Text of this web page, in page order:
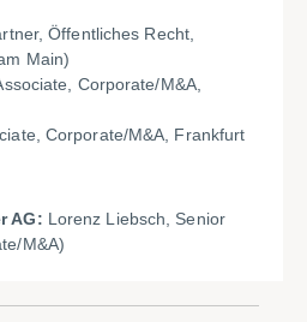
Öffentliches Recht,
Main)
Corporate/M&A,
Corporate/M&A, Frankfurt
AG: Lorenz Liebsch, Senior
M&A)